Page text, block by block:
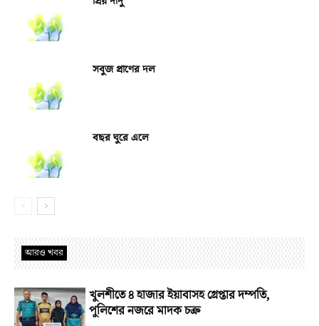
সবুজ প্রাণের দল
বছর ঘুরে এলে
আরও খবর
খুলশীতে ৪ হাজার ইয়াবাসহ গ্রেপ্তার দম্পতি,
পুলিশের নজরে মাদক চক্র